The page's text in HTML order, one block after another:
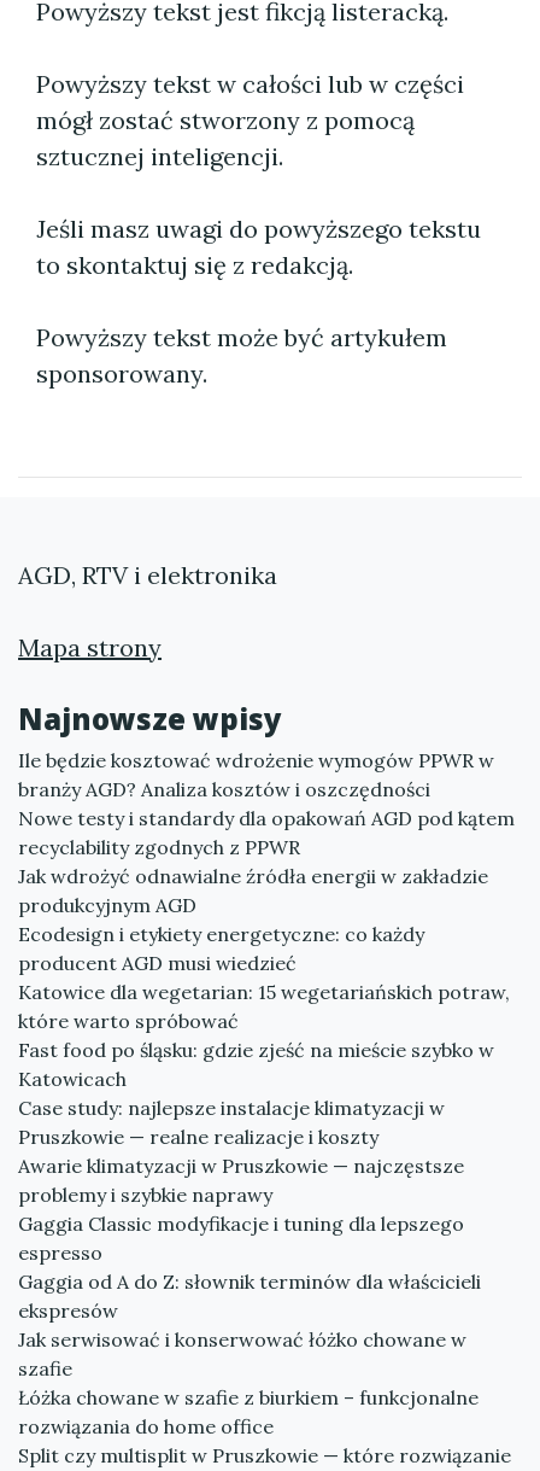
Powyższy tekst jest fikcją listeracką.
Powyższy tekst w całości lub w części
mógł zostać stworzony z pomocą
sztucznej inteligencji.
Jeśli masz uwagi do powyższego tekstu
to skontaktuj się z redakcją.
Powyższy tekst może być artykułem
sponsorowany.
AGD, RTV i elektronika
Mapa strony
Najnowsze wpisy
Ile będzie kosztować wdrożenie wymogów PPWR w
branży AGD? Analiza kosztów i oszczędności
Nowe testy i standardy dla opakowań AGD pod kątem
recyclability zgodnych z PPWR
Jak wdrożyć odnawialne źródła energii w zakładzie
produkcyjnym AGD
Ecodesign i etykiety energetyczne: co każdy
producent AGD musi wiedzieć
Katowice dla wegetarian: 15 wegetariańskich potraw,
które warto spróbować
Fast food po śląsku: gdzie zjeść na mieście szybko w
Katowicach
Case study: najlepsze instalacje klimatyzacji w
Pruszkowie — realne realizacje i koszty
Awarie klimatyzacji w Pruszkowie — najczęstsze
problemy i szybkie naprawy
Gaggia Classic modyfikacje i tuning dla lepszego
espresso
Gaggia od A do Z: słownik terminów dla właścicieli
ekspresów
Jak serwisować i konserwować łóżko chowane w
szafie
Łóżka chowane w szafie z biurkiem – funkcjonalne
rozwiązania do home office
Split czy multisplit w Pruszkowie — które rozwiązanie